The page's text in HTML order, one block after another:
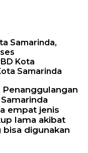
Samarinda,
Kota
Samarinda
Penanggulangan
empat jenis
lama akibat
bisa digunakan